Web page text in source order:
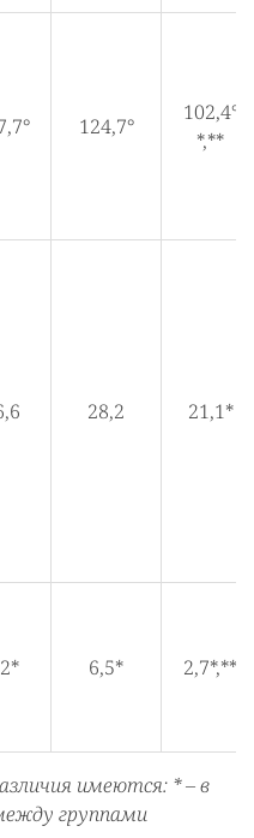
124,7°
102,4°
*,**
28,2 21,1*
6,5* 2,7*,**
имеются: * – в
группами